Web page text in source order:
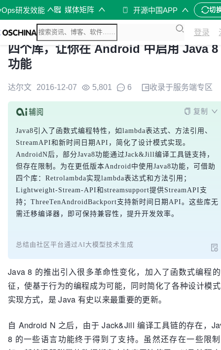
研发效能 媒体矩阵 开源中国APP 切
登录
四个库，让你在 Android 中启用 Java 8
功能
达尔文 2016-12-07 5,801 6 收录于服务端专区
复制
Java8引入了函数式编程特性，如lambda表达式、方法引用、
StreamAPI和新时间日期API，简化了设计模式实现。
AndroidN后，部分Java8功能通过Jack&Jill编译工具链支持，
但存在限制。为在更低版本Android中使用Java8功能，可借助
四个库：Retrolambda实现lambda表达式和方法引用；
Lightweight-Stream-API和streamsupport提供StreamAPI支
持；ThreeTenAndroidBackport支持新时间日期API。这些库无
需迁移编译器，即可保持兼容性，提升开发效率。
总结由社区平台通过AI大模型技术生成
Java 8 的推出引入很多革命性变化，加入了函数式编程
征，使基于行为的编程成为可能，同时简化了各种设计模
实现方式，是 Java 有史以来最重要的更新。
自 Android N 之后，由于 Jack&Jill 编译工具链的存在，
8 的一些语言功能终于得到了支持。虽然还存在一些限